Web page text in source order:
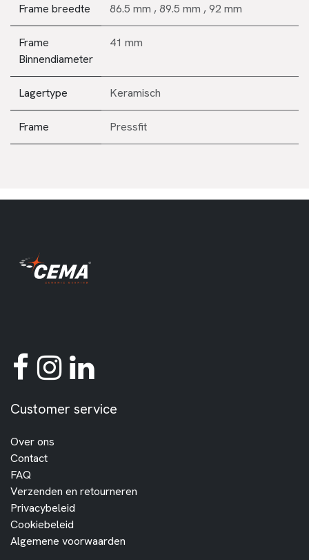
Frame breedte 86.5 mm ,89.5 mm ,92 mm
Frame
Binnendiameter
41 mm
Lagertype Keramisch
Frame Pressfit
Customer service
Over ons
Contact
FAQ
Verzenden en retourneren
Privacybeleid
Cookiebeleid
Algemene voorwaarden